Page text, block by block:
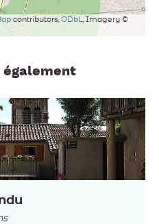
contributors, ODbL
, Imagery ©
également